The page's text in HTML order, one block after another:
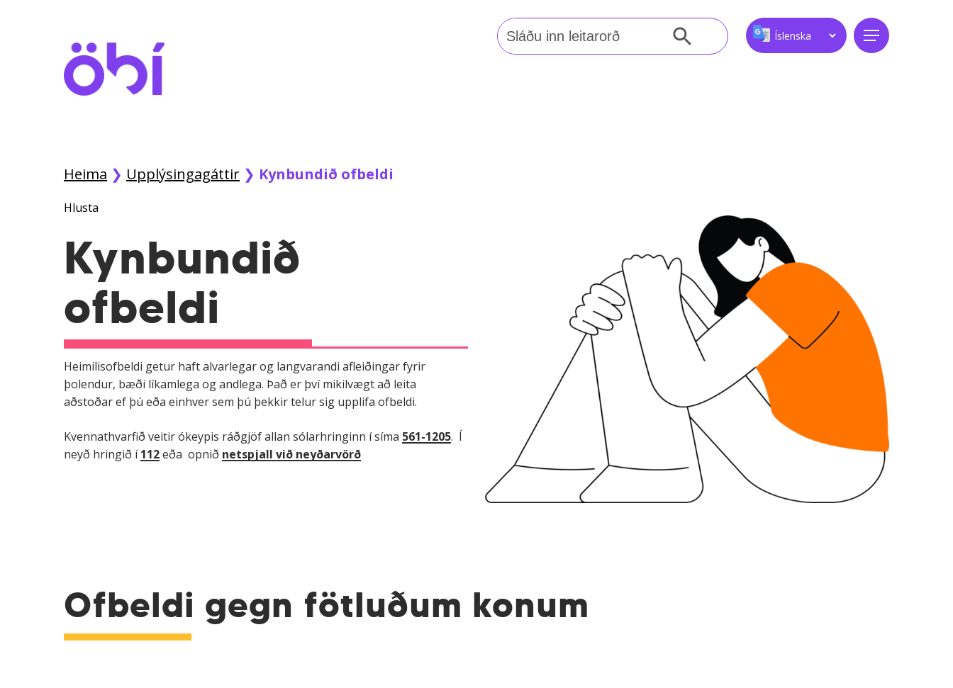
Leita
að:
Leitarhnappur
Menu
Heima ❯ Upplýsingagáttir ❯ Kynbundið ofbeldi
Hlusta
Kynbundið
ofbeldi
Heimilisofbeldi getur haft alvarlegar og langvarandi afleiðingar fyrir
þolendur, bæði líkamlega og andlega. Það er því mikilvægt að leita
aðstoðar ef þú eða einhver sem þú þekkir telur sig upplifa ofbeldi.
Kvennathvarfið veitir ókeypis ráðgjöf allan sólarhringinn í síma 561-1205. Í
neyð hringið í112eða opnið netspjall við neyðarvörð
Ofbeldi gegn fötluðum konum